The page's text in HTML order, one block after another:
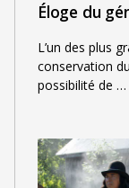
Éloge du
L’un des plus
conservation
possibilité de …